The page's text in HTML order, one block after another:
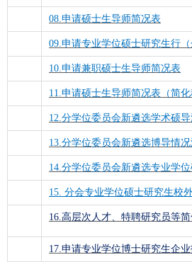
08.申请硕士生导师简况表
09.申请专业学位硕士研究生行
10.申请兼职硕士生导师简况表
11.申请硕士生导师简况表（简化
12.分学位委员会新遴选学术硕
13.分学位委员会新遴选博导情
14.分学位委员会新遴选专业学
15. 分会专业学位硕士研究生校
16.高层次人才、特聘研究员等
17.申请专业学位博士研究生企